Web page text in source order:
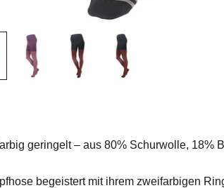
geringelt – aus 80% Schurwolle, 18%
begeistert mit ihrem zweifarbigen